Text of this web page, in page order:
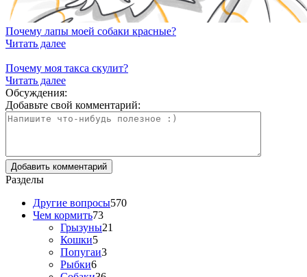
Почему лапы моей собаки красные?
Читать далее
Почему моя такса скулит?
Читать далее
Обсуждения:
Добавьте свой комментарий:
Разделы
Другие вопросы570
Чем кормить73
Грызуны21
Кошки5
Попугаи3
Рыбки6